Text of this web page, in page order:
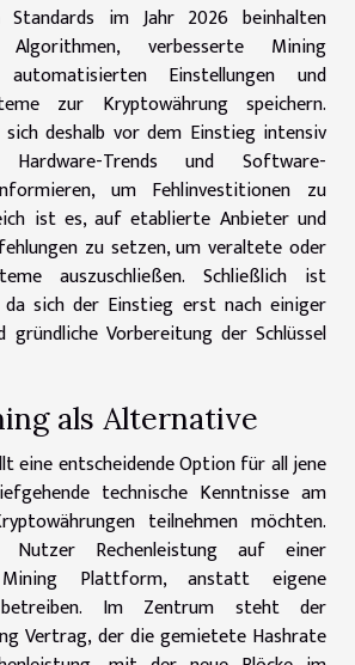
Standards im Jahr 2026 beinhalten
verbesserte Mining
Einstellungen und
zur Kryptowährung speichern.
deshalb vor dem Einstieg intensiv
Trends und Software-
um Fehlinvestitionen zu
ist es, auf etablierte Anbieter und
zu setzen, um veraltete oder
auszuschließen. Schließlich ist
da sich der Einstieg erst nach einiger
Vorbereitung der Schlüssel
als Alternative
eine entscheidende Option für all jene
technische Kenntnisse am
teilnehmen möchten.
Nutzer Rechenleistung auf einer
Mining Plattform, anstatt eigene
Im Zentrum steht der
Vertrag, der die gemietete Hashrate